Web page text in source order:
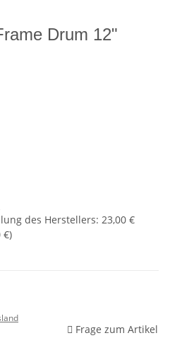
Drum 12"
des Herstellers: 23,00 €
€)
Frage zum Artikel